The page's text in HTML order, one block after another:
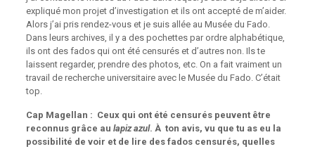
expliqué mon projet d’investigation et ils ont accepté de m’aider.
Alors j’ai pris rendez-vous et je suis allée au Musée du Fado.
Dans leurs archives, il y a des pochettes par ordre alphabétique,
ils ont des fados qui ont été censurés et d’autres non. Ils te
laissent regarder, prendre des photos, etc. On a fait vraiment un
travail de recherche universitaire avec le Musée du Fado. C’était
top.
Cap Magellan : Ceux qui ont été censurés peuvent être
reconnus grâce au lapiz azul. À ton avis, vu que tu as eu la
possibilité de voir et de lire des fados censurés, quelles